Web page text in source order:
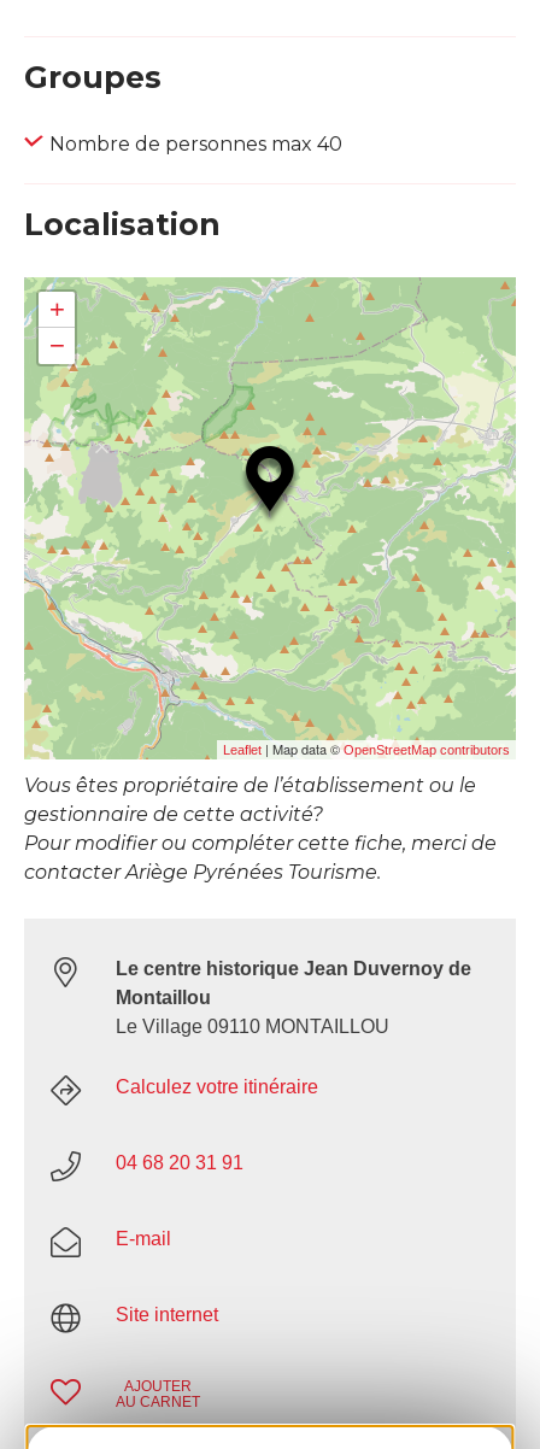
Groupes
Nombre de personnes max 40
Localisation
+
−
Leaflet | Map data ©OpenStreetMap contributors
Vous êtes propriétaire de l’établissement ou le
gestionnaire de cette activité?
Pour modifier ou compléter cette fiche, merci de
contacter Ariège Pyrénées Tourisme.
Le centre historique Jean Duvernoy de
Montaillou
Le Village 09110 MONTAILLOU
Calculez votre itinéraire
04 68 20 31 91
E-mail
Site internet
AJOUTER
AU CARNET